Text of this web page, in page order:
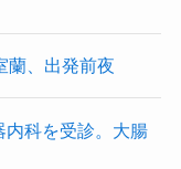
蘭、出発前夜
内科を受診。大腸